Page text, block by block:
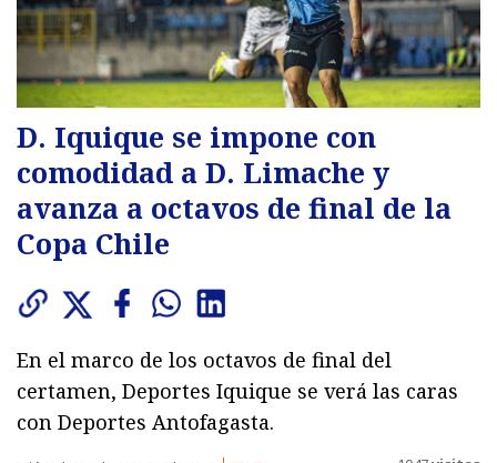
D. Iquique se impone con
comodidad a D. Limache y
avanza a octavos de final de la
Copa Chile
En el marco de los octavos de final del
certamen, Deportes Iquique se verá las caras
con Deportes Antofagasta.